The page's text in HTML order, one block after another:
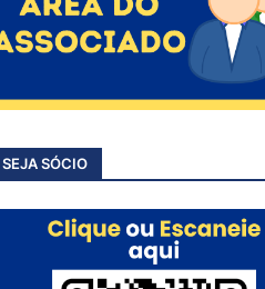
SEJA SÓCIO